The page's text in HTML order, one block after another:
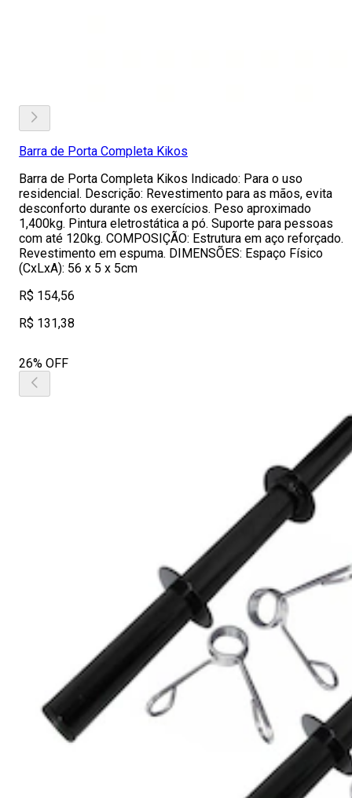
Barra de Porta Completa Kikos
Barra de Porta Completa Kikos Indicado: Para o uso
residencial. Descrição: Revestimento para as mãos, evita
desconforto durante os exercícios. Peso aproximado
1,400kg. Pintura eletrostática a pó. Suporte para pessoas
com até 120kg. COMPOSIÇÃO: Estrutura em aço reforçado.
Revestimento em espuma. DIMENSÕES: Espaço Físico
(CxLxA): 56 x 5 x 5cm
R$ 154,56
R$ 131,38
26% OFF